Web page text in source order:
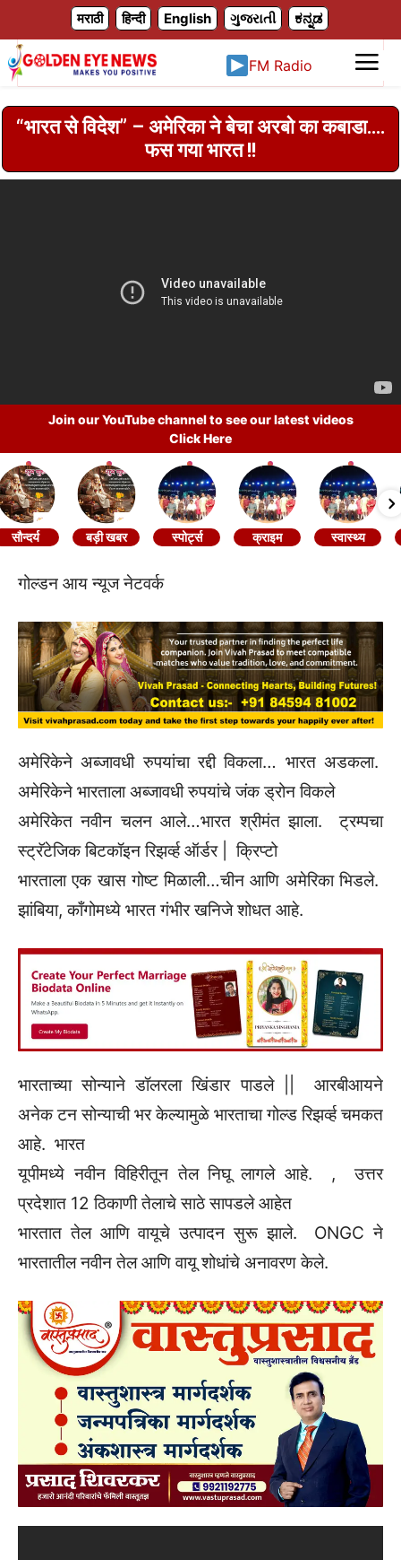
मराठी हिन्दी English ગુજરાતી ಕನ್ನಡ
FM Radio
“भारत से विदेश” – अमेरिका ने बेचा अरबो का कबाडा….
फस गया भारत !!
Join our YouTube channel to see our latest videos
Click Here
सौन्दर्य बड़ी खबर स्पोर्ट्स क्राइम स्वास्थ्य
गोल्डन आय न्यूज नेटवर्क
अमेरिकेने अब्जावधी रुपयांचा रद्दी विकला… भारत अडकला.
अमेरिकेने भारताला अब्जावधी रुपयांचे जंक ड्रोन विकले
अमेरिकेत नवीन चलन आले…भारत श्रीमंत झाला. ट्रम्पचा
स्ट्रॅटेजिक बिटकॉइन रिझर्व्ह ऑर्डर | क्रिप्टो
भारताला एक खास गोष्ट मिळाली…चीन आणि अमेरिका भिडले.
झांबिया, काँगोमध्ये भारत गंभीर खनिजे शोधत आहे.
भारताच्या सोन्याने डॉलरला खिंडार पाडले || आरबीआयने
अनेक टन सोन्याची भर केल्यामुळे भारताचा गोल्ड रिझर्व्ह चमकत
आहे. भारत
यूपीमध्ये नवीन विहिरीतून तेल निघू लागले आहे. , उत्तर
प्रदेशात 12 ठिकाणी तेलाचे साठे सापडले आहेत
भारतात तेल आणि वायूचे उत्पादन सुरू झाले. ONGC ने
भारतातील नवीन तेल आणि वायू शोधांचे अनावरण केले.